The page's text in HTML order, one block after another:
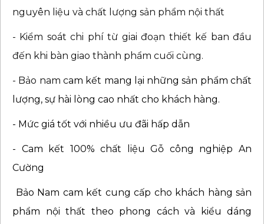
nguyên liệu và chất lượng sản phẩm nội thất
- Kiểm soát chi phí từ giai đoạn thiết kế ban đầu
đến khi bàn giao thành phẩm cuối cùng.
- Bảo nam cam kết mang lại những sản phẩm chất
lượng, sự hài lòng cao nhất cho khách hàng.
- Mức giá tốt với nhiều ưu đãi hấp dẫn
- Cam kết 100% chất liệu Gỗ công nghiệp An
Cường
Bảo Nam cam kết cung cấp cho khách hàng sản
phẩm nội thất theo phong cách và kiểu dáng